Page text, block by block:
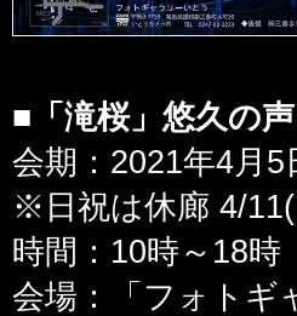
■「滝桜」悠久の
会期：2021年4月
※日祝は休廊 4/
時間：10時～18時
会場：「フォトギ